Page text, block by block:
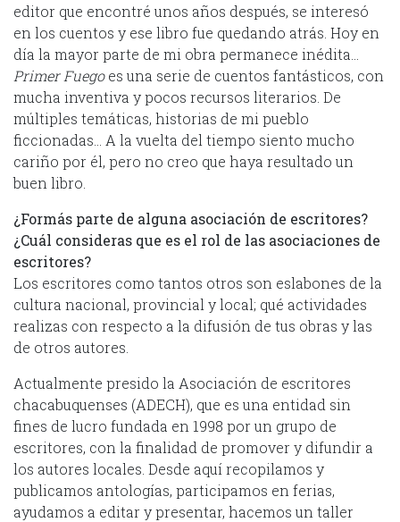
editor que encontré unos años después, se interesó
en los cuentos y ese libro fue quedando atrás. Hoy en
día la mayor parte de mi obra permanece inédita…
Primer Fuegoes una serie de cuentos fantásticos, con
mucha inventiva y pocos recursos literarios. De
múltiples temáticas, historias de mi pueblo
ficcionadas… A la vuelta del tiempo siento mucho
cariño por él, pero no creo que haya resultado un
buen libro.
¿Formás parte de alguna asociación de escritores?
¿Cuál consideras que es el rol de las asociaciones de
escritores?
Los escritores como tantos otros son eslabones de la
cultura nacional, provincial y local; qué actividades
realizas con respecto a la difusión de tus obras y las
de otros autores.
Actualmente presido la Asociación de escritores
chacabuquenses (ADECH), que es una entidad sin
fines de lucro fundada en 1998 por un grupo de
escritores, con la finalidad de promover y difundir a
los autores locales. Desde aquí recopilamos y
publicamos antologías, participamos en ferias,
ayudamos a editar y presentar, hacemos un taller